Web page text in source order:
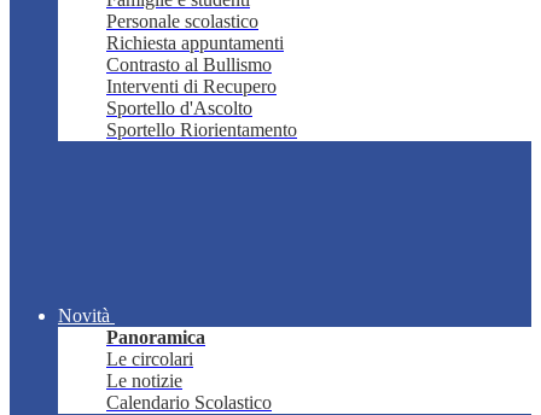
Personale scolastico
Richiesta appuntamenti
Contrasto al Bullismo
Interventi di Recupero
Sportello d'Ascolto
Sportello Riorientamento
Novità
Panoramica
Le circolari
Le notizie
Calendario Scolastico